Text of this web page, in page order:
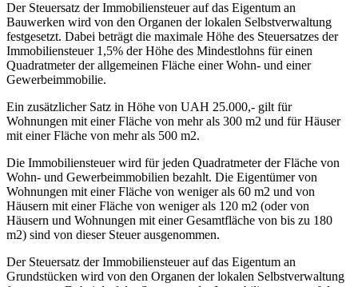
Der Steuersatz der Immobiliensteuer auf das Eigentum an
Bauwerken wird von den Organen der lokalen Selbstverwaltung
festgesetzt. Dabei beträgt die maximale Höhe des Steuersatzes der
Immobiliensteuer 1,5% der Höhe des Mindestlohns für einen
Quadratmeter der allgemeinen Fläche einer Wohn- und einer
Gewerbeimmobilie.
Ein zusätzlicher Satz in Höhe von UAH 25.000,- gilt für
Wohnungen mit einer Fläche von mehr als 300 m2 und für Häuser
mit einer Fläche von mehr als 500 m2.
Die Immobiliensteuer wird für jeden Quadratmeter der Fläche von
Wohn- und Gewerbeimmobilien bezahlt. Die Eigentümer von
Wohnungen mit einer Fläche von weniger als 60 m2 und von
Häusern mit einer Fläche von weniger als 120 m2 (oder von
Häusern und Wohnungen mit einer Gesamtfläche von bis zu 180
m2) sind von dieser Steuer ausgenommen.
Der Steuersatz der Immobiliensteuer auf das Eigentum an
Grundstücken wird von den Organen der lokalen Selbstverwaltung